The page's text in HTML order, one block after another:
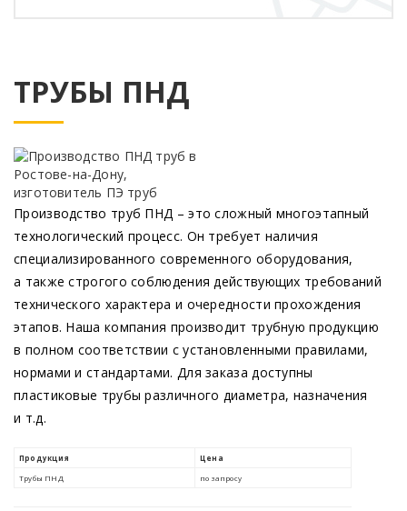
ТРУБЫ ПНД
Производство труб ПНД – это сложный многоэтапный
технологический процесс. Он требует наличия
специализированного современного оборудования,
а также строгого соблюдения действующих требований
технического характера и очередности прохождения
этапов. Наша компания производит трубную продукцию
в полном соответствии с установленными правилами,
нормами и стандартами. Для заказа доступны
пластиковые трубы различного диаметра, назначения
и т.д.